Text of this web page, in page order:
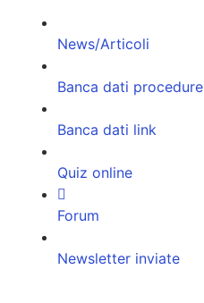
News/Articoli
Banca dati procedure
Banca dati link
Quiz online
Forum
Newsletter inviate